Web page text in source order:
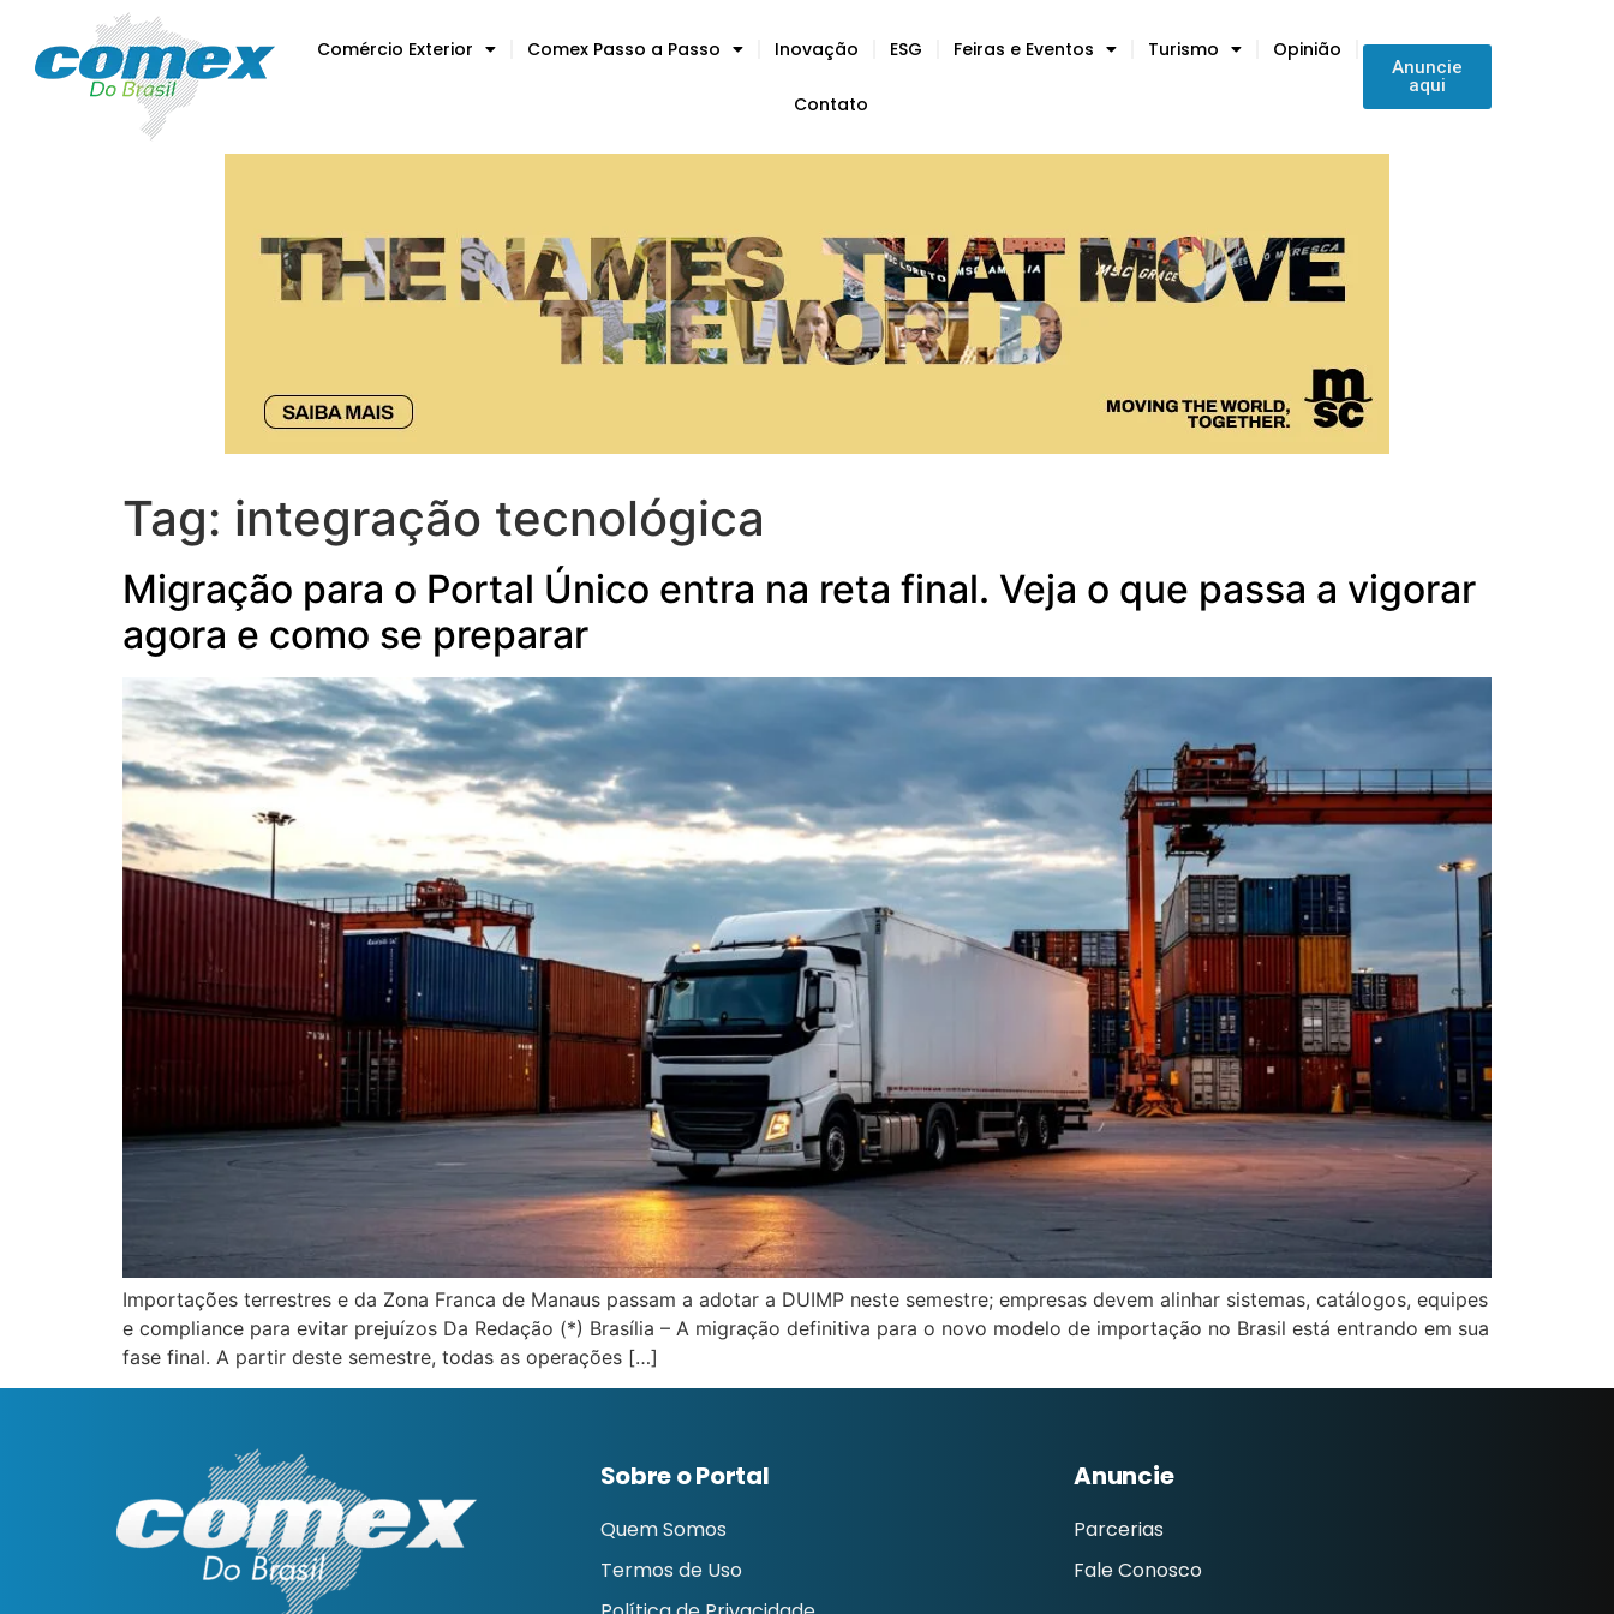
Comércio Exterior Comex Passo a Passo Inovação ESG Feiras e Eventos Turismo Opinião
Contato
Anuncie
aqui
Tag: integração tecnológica
Migração para o Portal Único entra na reta final. Veja o que passa a vigorar
agora e como se preparar
Importações terrestres e da Zona Franca de Manaus passam a adotar a DUIMP neste semestre; empresas devem alinhar sistemas, catálogos, equipes
e compliance para evitar prejuízos Da Redação (*) Brasília – A migração definitiva para o novo modelo de importação no Brasil está entrando em sua
fase final. A partir deste semestre, todas as operações […]
Sobre o Portal
Quem Somos
Termos de Uso
Anuncie
Parcerias
Fale Conosco